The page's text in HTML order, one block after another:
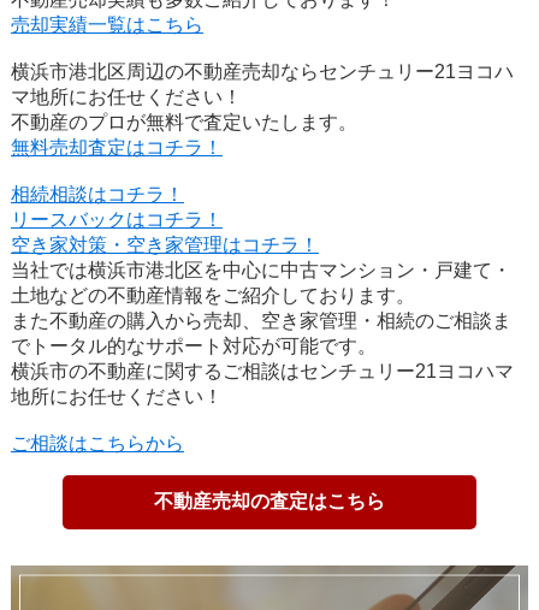
売却実績一覧はこちら
横浜市港北区周辺の不動産売却ならセンチュリー21ヨコハ
マ地所にお任せください！
不動産のプロが無料で査定いたします。
無料売却査定はコチラ！
相続相談はコチラ！
リースバックはコチラ！
空き家対策・空き家管理はコチラ！
当社では横浜市港北区を中心に中古マンション・戸建て・
土地などの不動産情報をご紹介しております。
また不動産の購入から売却、空き家管理・相続のご相談ま
でトータル的なサポート対応が可能です。
横浜市の不動産に関するご相談はセンチュリー21ヨコハマ
地所にお任せください！
ご相談はこちらから
不動産売却の査定はこちら